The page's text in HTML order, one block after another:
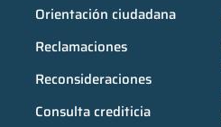
Orientación ciudadana
Reclamaciones
Reconsideraciones
Consulta crediticia